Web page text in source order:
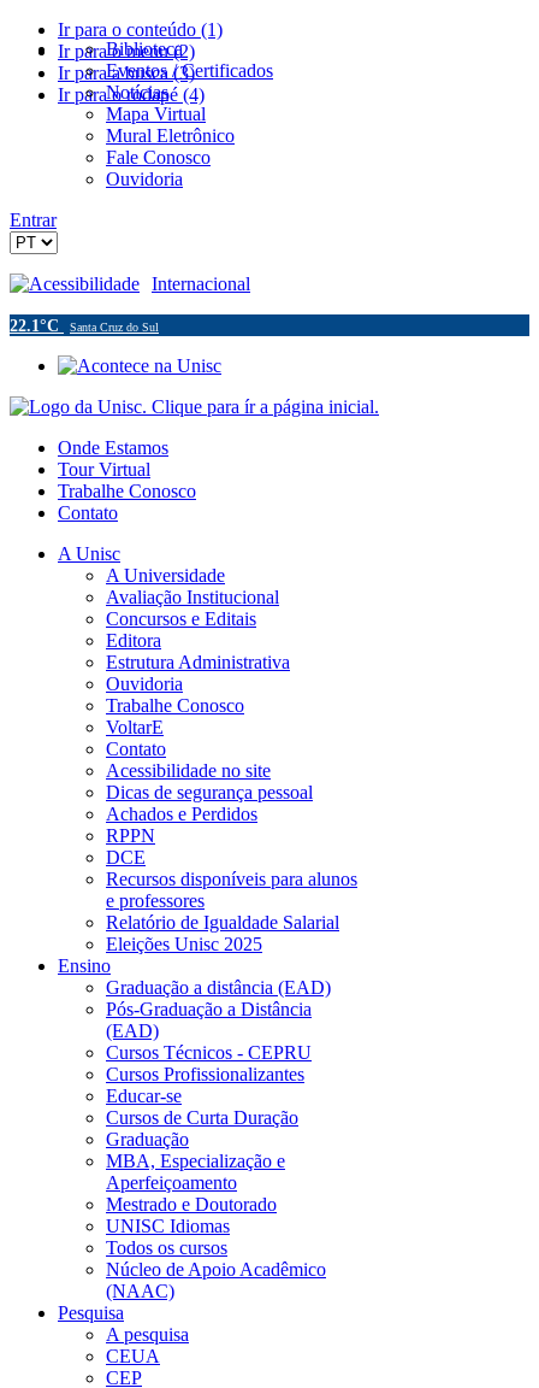
Ir para o conteúdo (1)
Ir para o menu (2)
Ir para a busca (3)
Ir para o rodapé (4)
Biblioteca
Eventos / Certificados
Notícias
Mapa Virtual
Mural Eletrônico
Fale Conosco
Ouvidoria
Entrar
Acessibilidade Internacional
22.1°C Santa Cruz do Sul
Onde Estamos
Tour Virtual
Trabalhe Conosco
Contato
A Unisc
A Universidade
Avaliação Institucional
Concursos e Editais
Editora
Estrutura Administrativa
Ouvidoria
Trabalhe Conosco
VoltarE
Contato
Acessibilidade no site
Dicas de segurança pessoal
Achados e Perdidos
RPPN
DCE
Recursos disponíveis para alunos
e professores
Relatório de Igualdade Salarial
Eleições Unisc 2025
Ensino
Graduação a distância (EAD)
Pós-Graduação a Distância
(EAD)
Cursos Técnicos - CEPRU
Cursos Profissionalizantes
Educar-se
Cursos de Curta Duração
Graduação
MBA, Especialização e
Aperfeiçoamento
Mestrado e Doutorado
UNISC Idiomas
Todos os cursos
Núcleo de Apoio Acadêmico
(NAAC)
Pesquisa
A pesquisa
CEUA
CEP